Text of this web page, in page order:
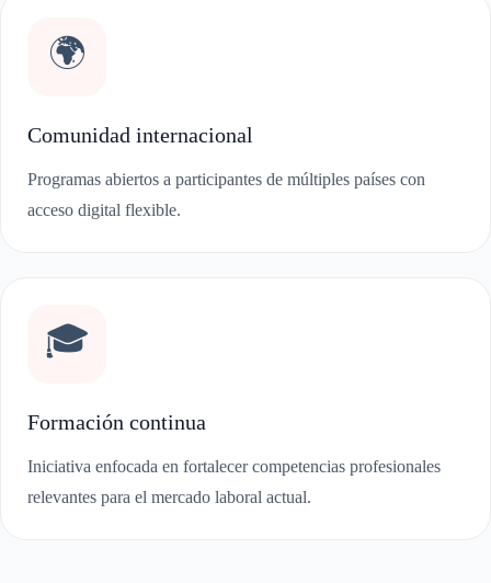
🌍
Comunidad internacional
Programas abiertos a participantes de múltiples países con
acceso digital flexible.
🎓
Formación continua
Iniciativa enfocada en fortalecer competencias profesionales
relevantes para el mercado laboral actual.